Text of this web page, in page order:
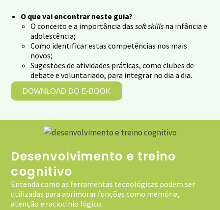
O que vai encontrar neste guia?
O conceito e a importância dassoft skills na infância e
adolescência;
Como identificar estas competências nos mais
novos;
Sugestões de atividades práticas, como clubes de
debate e voluntariado, para integrar no dia a dia.
DOWNLOAD DO E-BOOK
Desenvolvimento e treino
cognitivo
Entenda como as ferramentas tecnológicas podem ser
utilizadas para aprimorar funções como memória,
atenção e raciocínio lógico.